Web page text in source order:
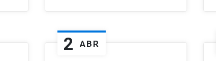
2 ABR